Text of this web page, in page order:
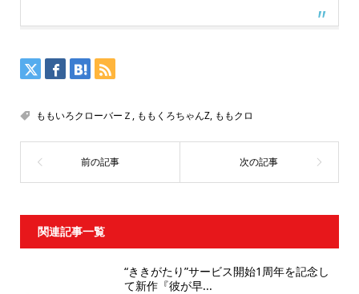
ももいろクローバーＺ , ももくろちゃんZ, ももクロ
関連記事一覧
“ききがたり”サービス開始1周年を記念し
て新作『彼が早...